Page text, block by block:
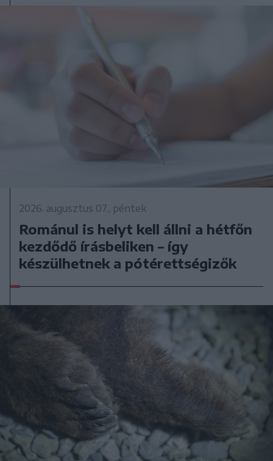
2026. augusztus 07., péntek
Románul is helyt kell állni a hétfőn
kezdődő írásbeliken – így
készülhetnek a pótérettségizők